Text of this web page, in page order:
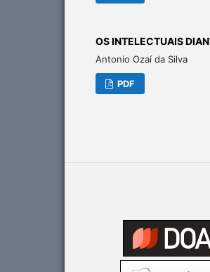
OS INTELECTUAIS
Antonio Ozaí da Silva
PDF